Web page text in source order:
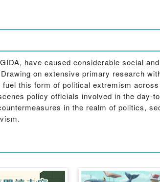
have caused considerable social
on extensive primary research
this form of political extremism
policy officials involved in the day-
in the realm of politics,